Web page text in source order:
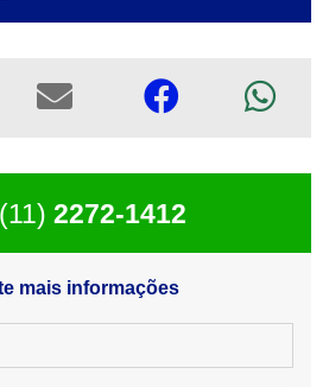
(11) 2272-1412
mais informações